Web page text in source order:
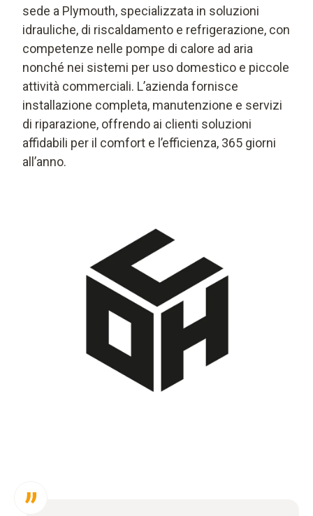
sede a Plymouth, specializzata in soluzioni
idrauliche, di riscaldamento e refrigerazione, con
competenze nelle pompe di calore ad aria
nonché nei sistemi per uso domestico e piccole
attività commerciali. L’azienda fornisce
installazione completa, manutenzione e servizi
di riparazione, offrendo ai clienti soluzioni
affidabili per il comfort e l’efficienza, 365 giorni
all’anno.